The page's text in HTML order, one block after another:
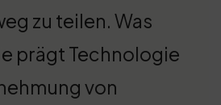
zu teilen. Was
prägt Technologie
von